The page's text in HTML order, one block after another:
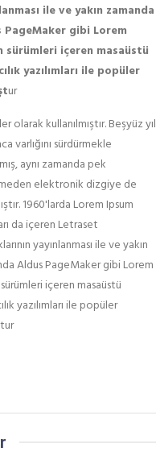
ile ve yakın zamanda
PageMaker gibi Lorem
sürümleri içeren masaüstü
yazılımları ile popüler
ur
olarak kullanılmıştır. Beşyüz yıl
varlığını sürdürmekle
aynı zamanda pek
elektronik dizgiye de
1960'larda Lorem Ipsum
da içeren Letraset
yayınlanması ile ve yakın
Aldus PageMaker gibi Lorem
içeren masaüstü
yazılımları ile popüler